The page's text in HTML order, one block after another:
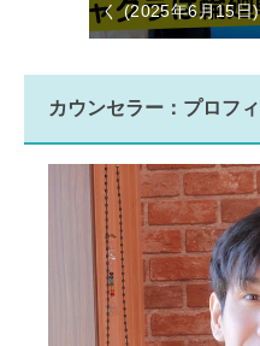
く
2025年6月15日
カウンセラー：プロフ